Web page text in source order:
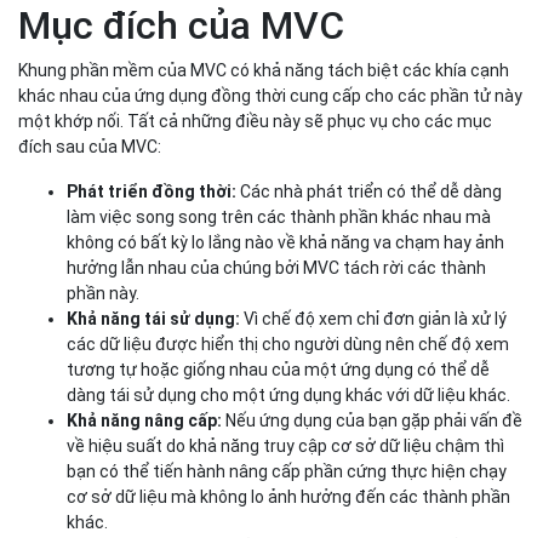
Mục đích của MVC
Khung phần mềm của MVC có khả năng tách biệt các khía cạnh
khác nhau của ứng dụng đồng thời cung cấp cho các phần tử này
một khớp nối. Tất cả những điều này sẽ phục vụ cho các mục
đích sau của MVC:
Phát triển đồng thời: Các nhà phát triển có thể dễ dàng
làm việc song song trên các thành phần khác nhau mà
không có bất kỳ lo lắng nào về khả năng va chạm hay ảnh
hưởng lẫn nhau của chúng bởi MVC tách rời các thành
phần này.
Khả năng tái sử dụng: Vì chế độ xem chỉ đơn giản là xử lý
các dữ liệu được hiển thị cho người dùng nên chế độ xem
tương tự hoặc giống nhau của một ứng dụng có thể dễ
dàng tái sử dụng cho một ứng dụng khác với dữ liệu khác.
Khả năng nâng cấp: Nếu ứng dụng của bạn gặp phải vấn đề
về hiệu suất do khả năng truy cập cơ sở dữ liệu chậm thì
bạn có thể tiến hành nâng cấp phần cứng thực hiện chạy
cơ sở dữ liệu mà không lo ảnh hưởng đến các thành phần
khác.